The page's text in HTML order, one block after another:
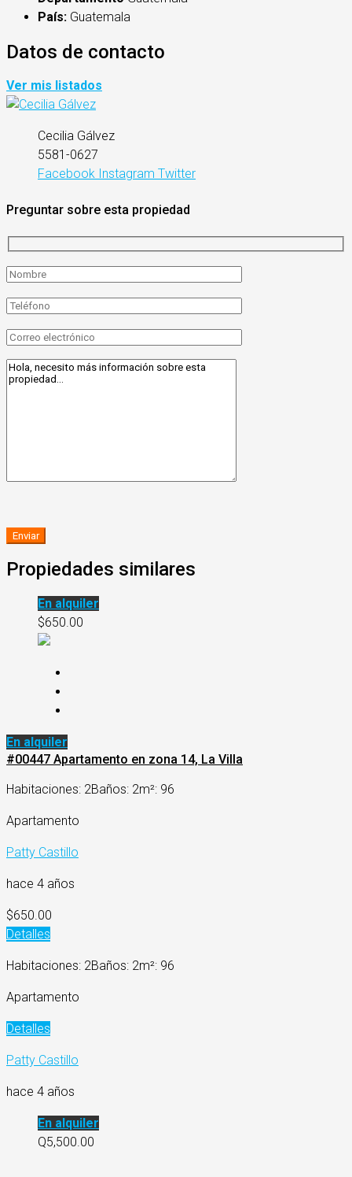
País: Guatemala
Datos de contacto
Ver mis listados
Cecilia Gálvez
5581-0627
Facebook Instagram Twitter
Preguntar sobre esta propiedad
Propiedades similares
En alquiler
$650.00
En alquiler
#00447 Apartamento en zona 14, La Villa
Habitaciones: 2Baños: 2m²: 96
Apartamento
Patty Castillo
hace 4 años
$650.00
Detalles
Habitaciones: 2Baños: 2m²: 96
Apartamento
Detalles
Patty Castillo
hace 4 años
En alquiler
Q5,500.00